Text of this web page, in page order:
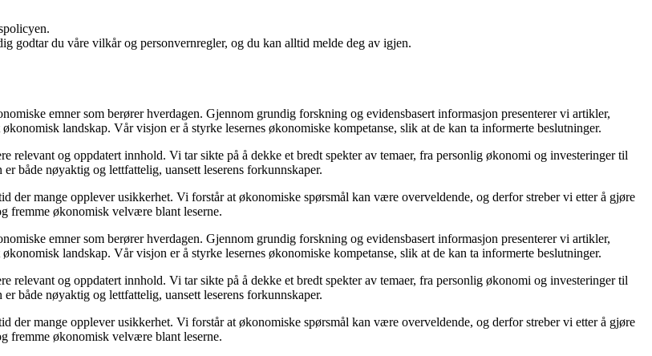
godtar du våre vilkår og personvernregler, og du kan alltid melde deg av igjen.
emner som berører hverdagen. Gjennom grundig forskning og evidensbasert informasjon presenterer vi artikler,
landskap. Vår visjon er å styrke lesernes økonomiske kompetanse, slik at de kan ta informerte beslutninger.
relevant og oppdatert innhold. Vi tar sikte på å dekke et bredt spekter av temaer, fra personlig økonomi og investeringer til
både nøyaktig og lettfattelig, uansett leserens forkunnskaper.
der mange opplever usikkerhet. Vi forstår at økonomiske spørsmål kan være overveldende, og derfor streber vi etter å gjøre
fremme økonomisk velvære blant leserne.
emner som berører hverdagen. Gjennom grundig forskning og evidensbasert informasjon presenterer vi artikler,
landskap. Vår visjon er å styrke lesernes økonomiske kompetanse, slik at de kan ta informerte beslutninger.
relevant og oppdatert innhold. Vi tar sikte på å dekke et bredt spekter av temaer, fra personlig økonomi og investeringer til
både nøyaktig og lettfattelig, uansett leserens forkunnskaper.
der mange opplever usikkerhet. Vi forstår at økonomiske spørsmål kan være overveldende, og derfor streber vi etter å gjøre
fremme økonomisk velvære blant leserne.